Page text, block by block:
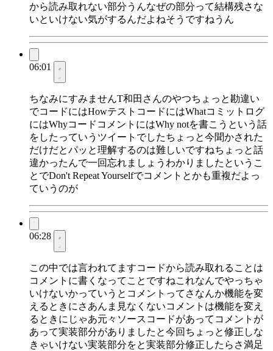
から読み取れない部分うんなぜの部分って結構残さな
いといけない気がするんだよねそうですねうん
06:01
ちなみにすみませんT和田さんのやつちょっと勘違い
でコードにはHowテストコードにはWhatコミットログ
にはWhyコードコメントにはWhy notを書こうという話
をしたっていうツイートでしたちょっと今聞かされた
だけだとパッと理解するのは難しいですねちょっと話
違かったんで一回忘れましょうわかりましたというこ
とでDon't Repeat Yourselfでコメントとかも重複だよっ
ていうのが
06:28
この中では言われてますコードから読み取れることは
コメントに書くなってことですねこれなんでやっちゃ
いけないかっていうとコメントってさなんか機能を変
えるときにさあんま見なくないコメントは機能を変え
るときにじゃあ元々ソースコードがあってコメントが
あって実装部分がありましたと今回ちょっと修正しな
きゃいけない実装部分をと実装部分修正したらさ満足